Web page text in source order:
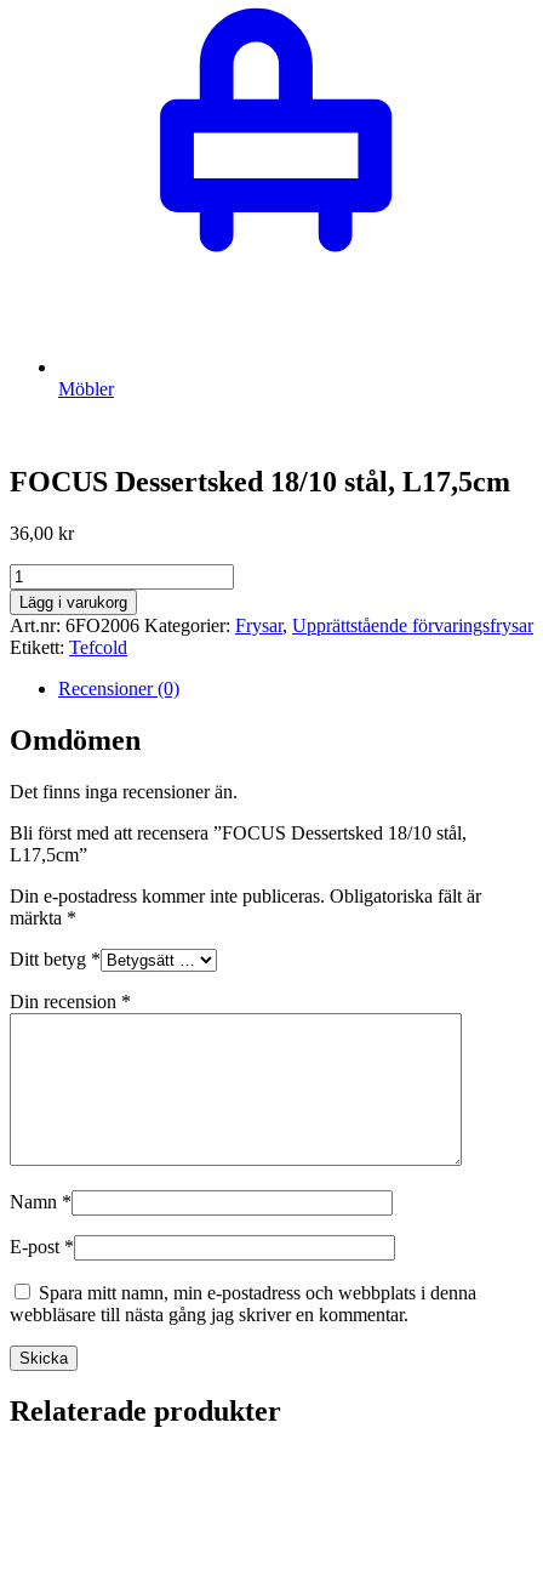
Möbler
FOCUS Dessertsked 18/10 stål, L17,5cm
36,00 kr
FOCUS
Dessertsked
18/10
stål,
L17,5cm
mängd
Lägg i varukorg
Art.nr: 6FO2006 Kategorier: Frysar, Upprättstående förvaringsfrysar
Etikett: Tefcold
Recensioner (0)
Omdömen
Det finns inga recensioner än.
Bli först med att recensera ”FOCUS Dessertsked 18/10 stål,
L17,5cm”
Din e-postadress kommer inte publiceras. Obligatoriska fält är
märkta *
Ditt betyg *
Din recension *
Namn *
E-post *
Spara mitt namn, min e-postadress och webbplats i denna
webbläsare till nästa gång jag skriver en kommentar.
Relaterade produkter